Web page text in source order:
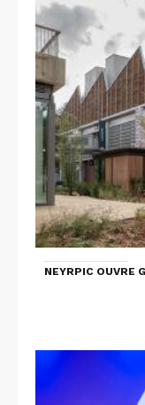
NEYRPIC OUVRE